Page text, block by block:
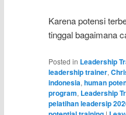
Karena potensi
tinggal bagaimana
Posted in Leadership
leadership trainer,
indonesia, human
program, Leadership
pelatihan leadersip